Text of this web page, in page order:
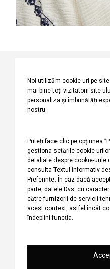
Prin abonarea la
angajăm să vă
actualizări despre
Companie
Despre noi
Politica
privind
utilizarea
modulelor de
tip cookie
Termeni și
condiții
campanie
Ajutor
Întrebări
Politica de
Urmărirea
fără
Politica de